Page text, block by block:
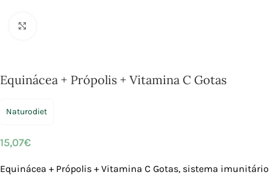
Equinácea + Própolis + Vitamina C Gotas
Naturodiet
15,07€
Equinácea + Própolis + Vitamina C Gotas, sistema imunitário